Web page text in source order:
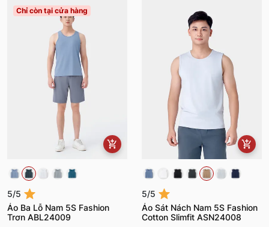
Chỉ còn tại cửa hàng
5/5
Áo Ba Lỗ Nam 5S Fashion
Trơn ABL24009
5/5
Áo Sát Nách Nam 5S Fashion
Cotton Slimfit ASN24008